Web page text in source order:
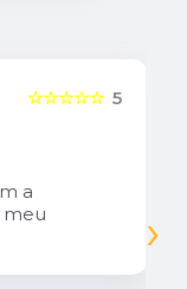
5
☆☆☆☆☆
a
meu
›